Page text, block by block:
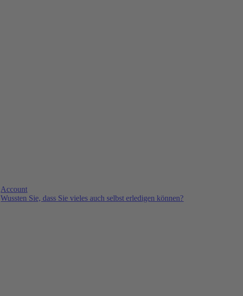
Account
Wussten Sie, dass Sie vieles auch selbst erledigen können?